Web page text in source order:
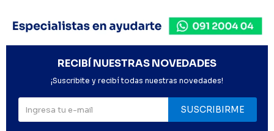
RECIBÍ NUESTRAS NOVEDADES
¡Suscribite y recibí todas nuestras novedades!
SUSCRIBIRME